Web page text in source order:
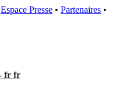
Espace Presse • Partenaires •
fr